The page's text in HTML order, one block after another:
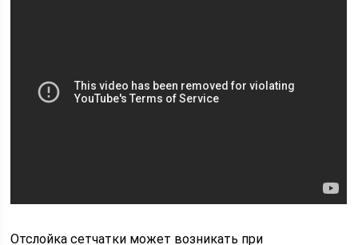
Отслойка сетчатки может возникать при